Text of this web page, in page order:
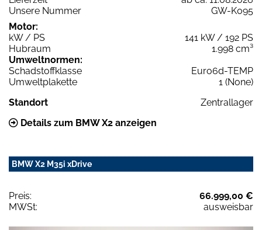
Unsere Nummer
GW-K095
Motor:
kW / PS
141 kW / 192 PS
Hubraum
1.998 cm³
Umweltnormen:
Schadstoffklasse
Euro6d-TEMP
Umweltplakette
1 (None)
Standort
Zentrallager
Details zum BMW X2 anzeigen
BMW X2 M35i xDrive
Preis:
66.999,00 €
MWSt:
ausweisbar